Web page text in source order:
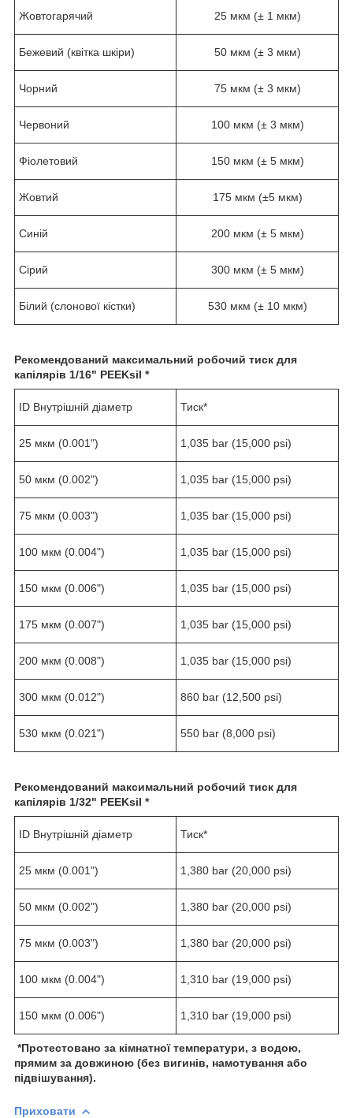
Жовтогарячий 25 мкм (± 1 мкм)
Бежевий (квітка шкіри) 50 мкм (± 3 мкм)
Чорний 75 мкм (± 3 мкм)
Червоний 100 мкм (± 3 мкм)
Фіолетовий 150 мкм (± 5 мкм)
Жовтий 175 мкм (±5 мкм)
Синій 200 мкм (± 5 мкм)
Сірий 300 мкм (± 5 мкм)
Білий (слонової кістки) 530 мкм (± 10 мкм)
Рекомендований максимальний робочий тиск для
капілярів 1/16" PEEKsil *
ID Внутрішній діаметр Тиск*
25 мкм (0.001") 1,035 bar (15,000 psi)
50 мкм (0.002") 1,035 bar (15,000 psi)
75 мкм (0.003") 1,035 bar (15,000 psi)
100 мкм (0.004") 1,035 bar (15,000 psi)
150 мкм (0.006") 1,035 bar (15,000 psi)
175 мкм (0.007") 1,035 bar (15,000 psi)
200 мкм (0.008") 1,035 bar (15,000 psi)
300 мкм (0.012") 860 bar (12,500 psi)
530 мкм (0.021") 550 bar (8,000 psi)
Рекомендований максимальний робочий тиск для
капілярів 1/32" PEEKsil *
ID Внутрішній діаметр Тиск*
25 мкм (0.001") 1,380 bar (20,000 psi)
50 мкм (0.002") 1,380 bar (20,000 psi)
75 мкм (0.003") 1,380 bar (20,000 psi)
100 мкм (0.004") 1,310 bar (19,000 psi)
150 мкм (0.006") 1,310 bar (19,000 psi)
*Протестовано за кімнатної температури, з водою,
прямим за довжиною (без вигинів, намотування або
підвішування).
Приховати